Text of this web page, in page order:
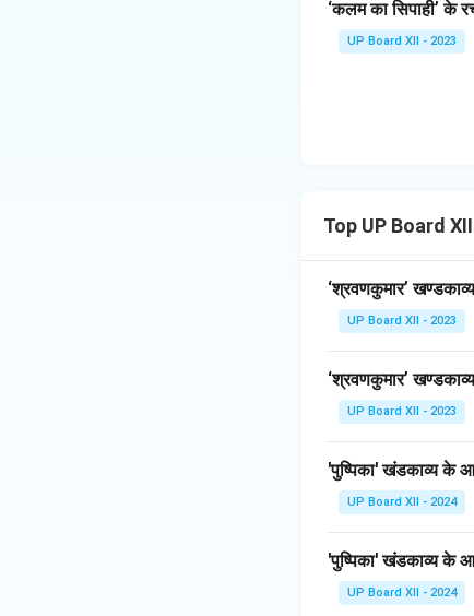
‘कलम का सिपाही’ के
UP Board XII - 2023
Top UP Board
‘श्रवणकुमार’
UP Board XII - 2023
‘श्रवणकुमार’
UP Board XII - 2023
'पुष्पिका' खंडकाव्य के
UP Board XII - 2024
'पुष्पिका' खंडकाव्य के
UP Board XII - 2024